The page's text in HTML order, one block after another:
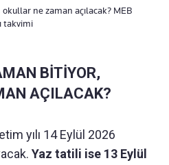
ne zaman açılacak? MEB
takvimi
BİTİYOR,
AÇILACAK?
yılı 14 Eylül 2026
Yaz tatili ise 13 Eylül